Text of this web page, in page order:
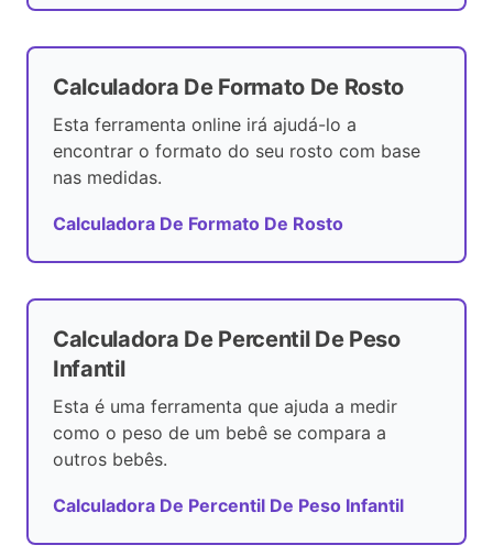
Calculadora De Formato De Rosto
Esta ferramenta online irá ajudá-lo a
encontrar o formato do seu rosto com base
nas medidas.
Calculadora De Formato De Rosto
Calculadora De Percentil De Peso
Infantil
Esta é uma ferramenta que ajuda a medir
como o peso de um bebê se compara a
outros bebês.
Calculadora De Percentil De Peso Infantil